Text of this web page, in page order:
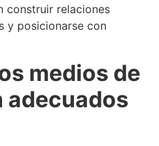
construir relaciones
y posicionarse con
medios de